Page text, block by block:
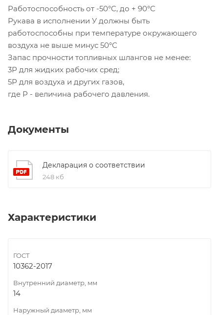
Работоспособность от -50°С, до + 90°С
Рукава в исполнении У должны быть
работоспособны при температуре окружающего
воздуха не выше минус 50°С
Запас прочности топливных шлангов не менее:
3Р для жидких рабочих сред;
5Р для воздуха и других газов,
где Р - величина рабочего давления.
Документы
Декларация о соответствии
248 кб
Характеристики
ГОСТ
10362-2017
Внутренний диаметр, мм
14
Наружный диаметр, мм